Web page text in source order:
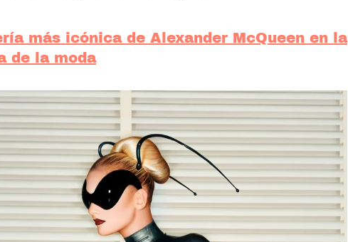
más icónica de Alexander McQueen en la
de la moda